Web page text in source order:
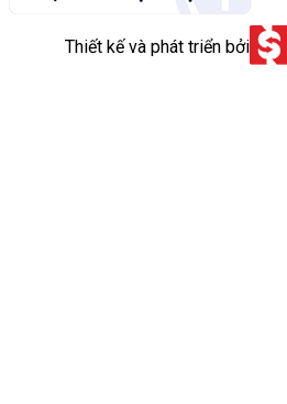
Thiết kế và phát triển bởi